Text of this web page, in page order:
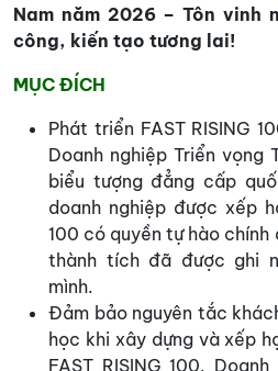
Nam năm 2026 – Tôn vinh
công, kiến tạo tương lai!
MỤC ĐÍCH
Phát triển FAST RISING
Doanh nghiệp Triển
biểu tượng đẳng cấp
doanh nghiệp được xếp
100 có quyền tự hào chính
thành tích đã được ghi
mình.
Đảm bảo nguyên tắc
học khi xây dựng và xếp
FAST RISING 100.